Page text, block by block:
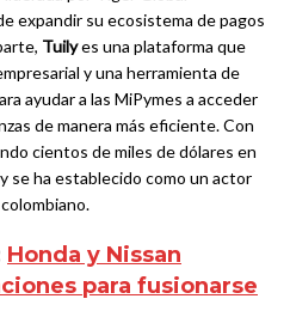
expandir su ecosistema de pagos
Tuilyes una plataforma que
y una herramienta de
ayudar a las MiPymes a acceder
de manera más eficiente. Con
cientos de miles de dólares en
se ha establecido como un actor
Honda y Nissan
para fusionarse